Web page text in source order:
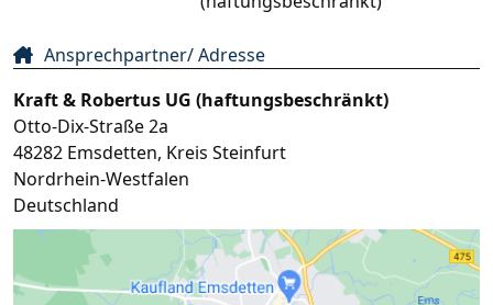
Ansprechpartner/ Adresse
Kraft & Robertus UG (haftungsbeschränkt)
Otto-Dix-Straße 2a
48282 Emsdetten, Kreis Steinfurt
Nordrhein-Westfalen
Deutschland